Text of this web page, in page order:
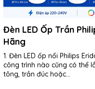
Đèn LED Ốp Trần
Hãng
1. Đèn LED ốp nổi Philips
công trình nào cũng có thể
tông, trần đúc hoặc...